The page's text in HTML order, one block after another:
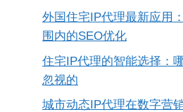
外国住宅IP代理最新应用
围内的SEO优化
住宅IP代理的智能选择：
忽视的
城市动态IP代理在数字营